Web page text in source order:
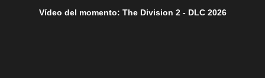
Vídeo del momento: The Division 2 - DLC 2026